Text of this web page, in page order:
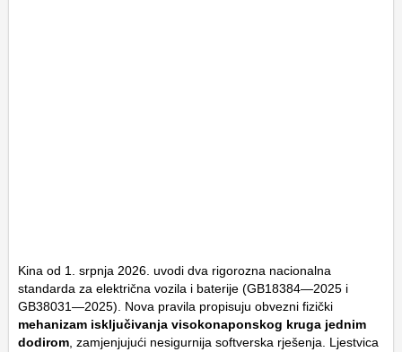
Kina od 1. srpnja 2026. uvodi dva rigorozna nacionalna
standarda za električna vozila i baterije (GB18384—2025 i
GB38031—2025). Nova pravila propisuju obvezni fizički
mehanizam isključivanja visokonaponskog kruga jednim
dodirom, zamjenjujući nesigurnija softverska rješenja. Ljestvica